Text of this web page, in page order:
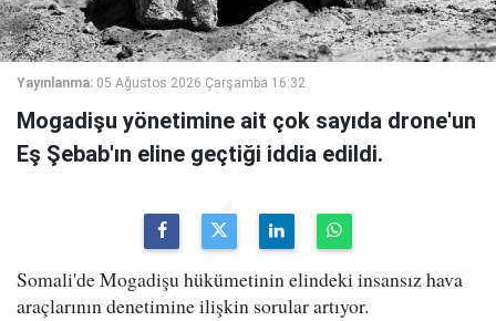
Yayınlanma: 05 Ağustos 2026 Çarşamba 16:32
Mogadişu yönetimine ait çok sayıda drone'un
Eş Şebab'ın eline geçtiği iddia edildi.
Somali'de Mogadişu hükümetinin elindeki insansız hava
araçlarının denetimine ilişkin sorular artıyor.